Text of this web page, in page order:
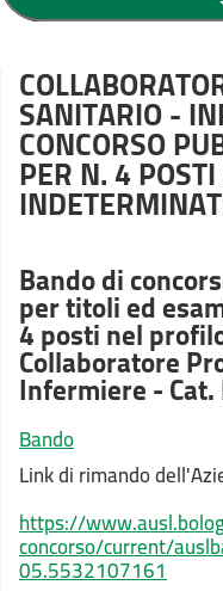
SANITARIO -
CONCORSO
PER N. 4
Bando di
per titoli ed
4 posti nel
Collaboratore
Infermiere - Cat.
Bando
Link di rimando
https://
concorso/current/
05.5532107161